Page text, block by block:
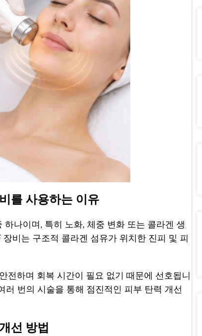
를 사용하는 이유
나이며, 특히 노화, 체중 변화 또는 콜라겐 생
비는 구조적 콜라겐 섬유가 위치한 진피 및 피
전하며 회복 시간이 필요 없기 때문에 선호됩니
번의 시술을 통해 점진적인 피부 탄력 개선
선 방법